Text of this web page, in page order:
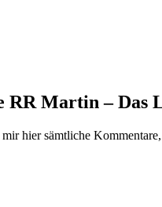
RR Martin – Das
mir hier sämtliche